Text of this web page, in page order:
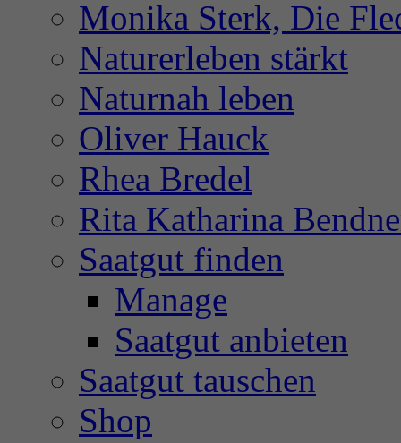
Monika Sterk, Die
Naturerleben stärkt
Naturnah leben
Oliver Hauck
Rhea Bredel
Rita Katharina
Saatgut finden
Manage
Saatgut anbieten
Saatgut tauschen
Shop